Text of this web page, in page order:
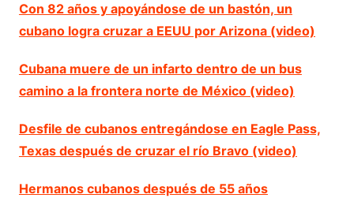
Con 82 años y apoyándose de un bastón, un
cubano logra cruzar a EEUU por Arizona (video)
Cubana muere de un infarto dentro de un bus
camino a la frontera norte de México (video)
Desfile de cubanos entregándose en Eagle Pass,
Texas después de cruzar el río Bravo (video)
Hermanos cubanos después de 55 años